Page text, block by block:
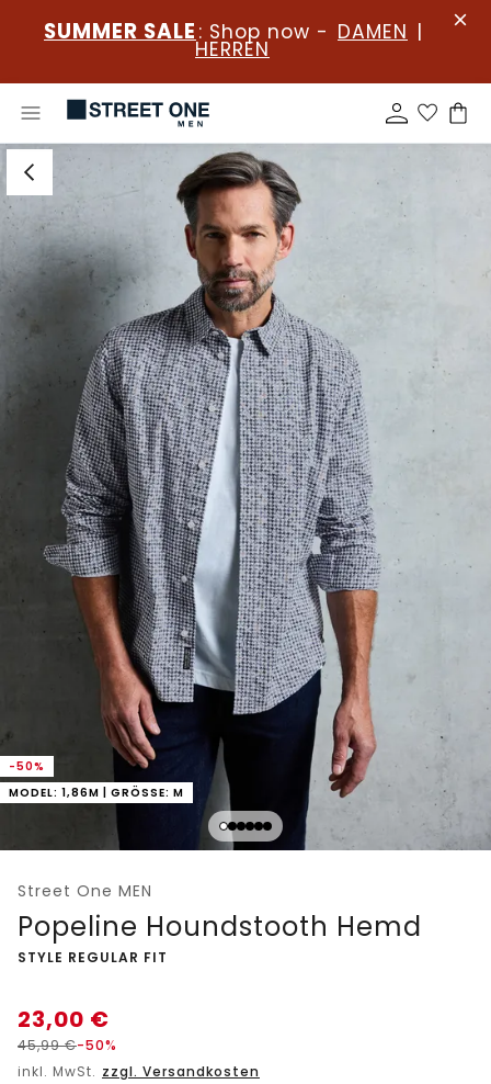
SUMMER SALE : Shop now - DAMEN |
HERREN
-50%
MODEL: 1,86M | GRÖSSE: M
Street One MEN
Popeline Houndstooth Hemd
-
STYLE REGULAR FIT
23,00 €
45,99€-50%
inkl. MwSt. zzgl. Versandkosten